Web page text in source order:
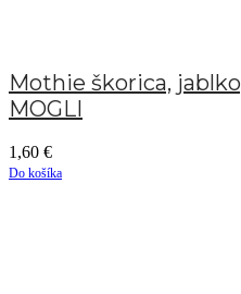
Mothie škorica,
MOGLI
1,60 €
Do košíka